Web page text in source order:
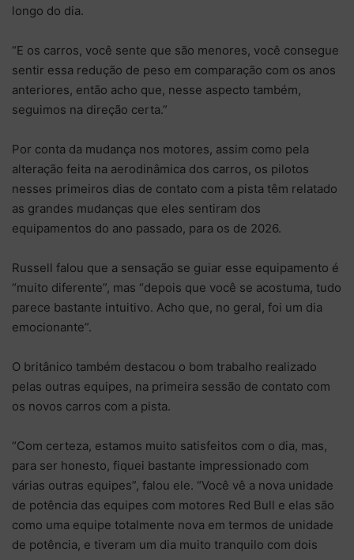
longo do dia.
“E os carros, você sente que são menores, você consegue
sentir essa redução de peso em comparação com os anos
anteriores, então acho que, nesse aspecto também,
seguimos na direção certa.”
Por conta da mudança nos motores, assim como pela
alteração feita na aerodinâmica dos carros, os pilotos
nesses primeiros dias de contato com a pista têm relatado
as grandes mudanças que eles sentiram dos
equipamentos do ano passado, para os de 2026.
Russell falou que a sensação se guiar esse equipamento é
“muito diferente”, mas “depois que você se acostuma, tudo
parece bastante intuitivo. Acho que, no geral, foi um dia
emocionante”.
O britânico também destacou o bom trabalho realizado
pelas outras equipes, na primeira sessão de contato com
os novos carros com a pista.
“Com certeza, estamos muito satisfeitos com o dia, mas,
para ser honesto, fiquei bastante impressionado com
várias outras equipes”, falou ele. “Você vê a nova unidade
de potência das equipes com motores Red Bull e elas são
como uma equipe totalmente nova em termos de unidade
de potência, e tiveram um dia muito tranquilo com dois